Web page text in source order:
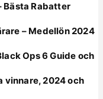
Bästa Rabatter
– Medellön 2024
Ops 6 Guide och
vinnare, 2024 och